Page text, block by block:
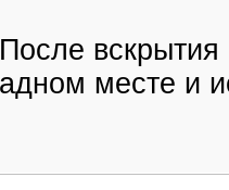
месте и